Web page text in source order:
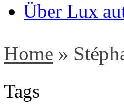
Über Lux
Home »
Tags